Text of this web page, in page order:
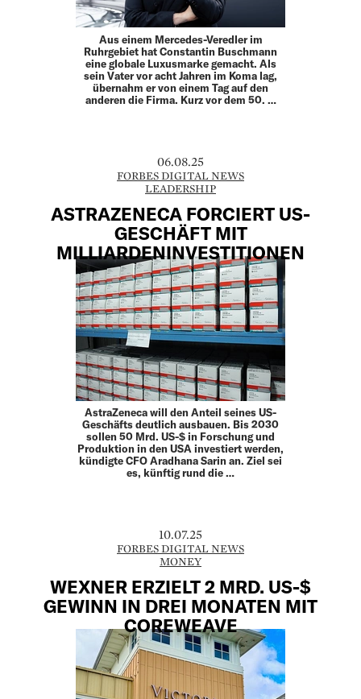
Aus einem Mercedes-Veredler im
Ruhrgebiet hat Constantin Buschmann
eine globale Luxusmarke gemacht. Als
sein Vater vor acht Jahren im Koma lag,
übernahm er von einem Tag auf den
anderen die Firma. Kurz vor dem 50. …
06.08.25
FORBES DIGITAL NEWS
LEADERSHIP
ASTRAZENECA FORCIERT US-
GESCHÄFT MIT
MILLIARDENINVESTITIONEN
AstraZeneca will den Anteil seines US-
Geschäfts deutlich ausbauen. Bis 2030
sollen 50 Mrd. US-$ in Forschung und
Produktion in den USA investiert werden,
kündigte CFO Aradhana Sarin an. Ziel sei
es, künftig rund die …
10.07.25
FORBES DIGITAL NEWS
MONEY
WEXNER ERZIELT 2 MRD. US-$
GEWINN IN DREI MONATEN MIT
COREWEAVE